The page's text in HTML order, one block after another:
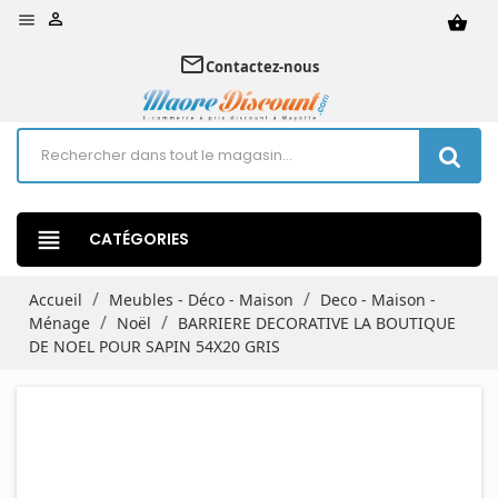
 shopping_basket

mail_outlineContactez-nous
view_headline CATÉGORIES
Accueil Meubles - Déco - Maison
Deco - Maison -
Ménage
Noël
BARRIERE DECORATIVE LA BOUTIQUE
DE NOEL POUR SAPIN 54X20 GRIS